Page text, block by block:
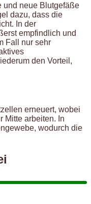
und neue Blutgefäße
dazu, dass die
In der
empfindlich und
Fall nur sehr
den Vorteil,
erneuert, wobei
Mitte arbeiten. In
wodurch die